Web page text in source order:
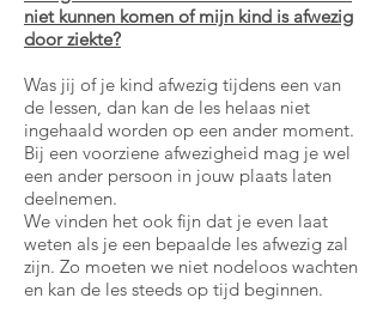
niet kunnen komen of mijn kind is afwezig
door ziekte?
Was jij of je kind afwezig tijdens een van
de lessen, dan kan de les helaas niet
ingehaald worden op een ander moment.
Bij een voorziene afwezigheid mag je wel
een ander persoon in jouw plaats laten
deelnemen.
We vinden het ook fijn dat je even laat
weten als je een bepaalde les afwezig zal
zijn. Zo moeten we niet nodeloos wachten
en kan de les steeds op tijd beginnen.